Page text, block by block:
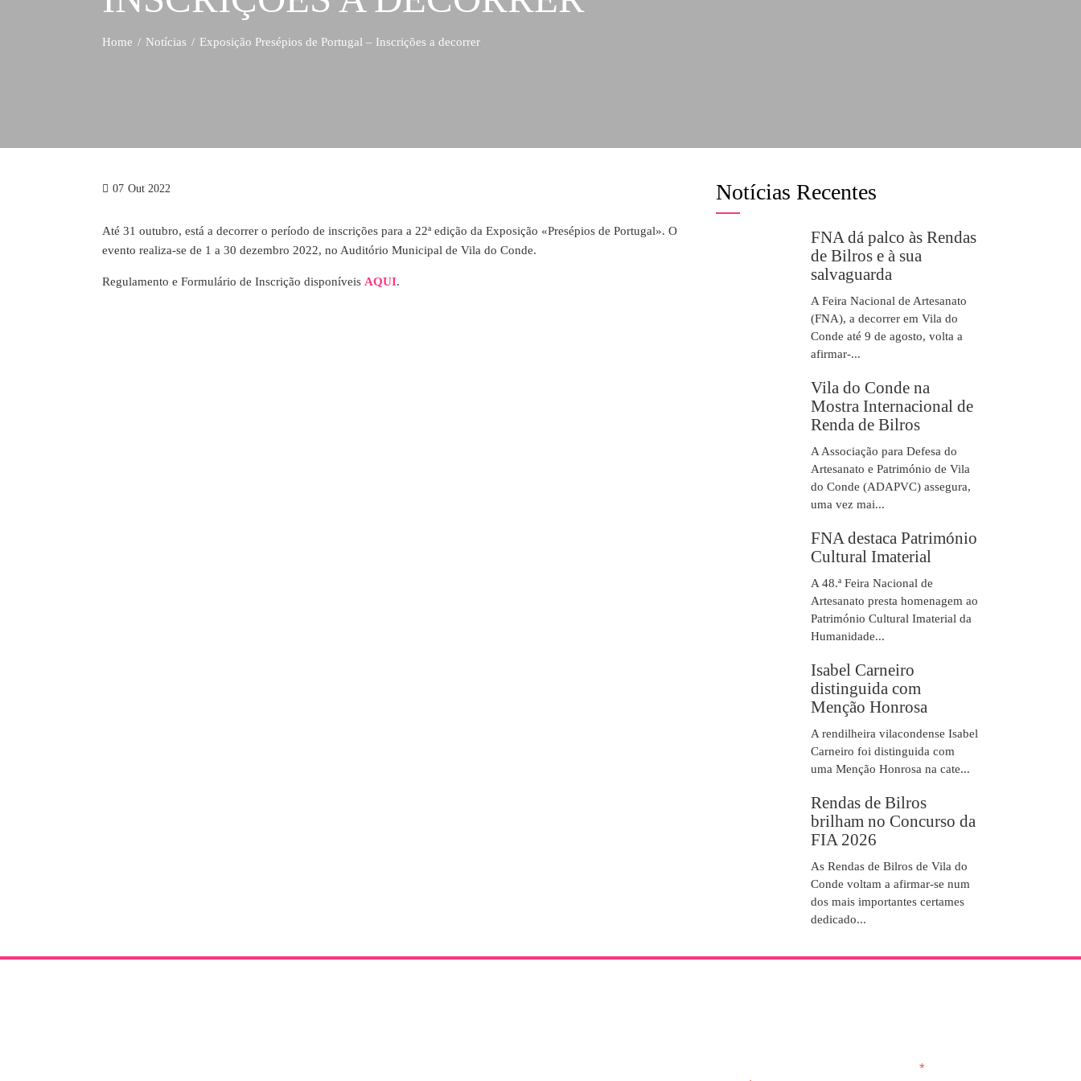
Home Notícias Exposição Presépios de Portugal – Inscrições a decorrer
07 Out 2022
Até 31 outubro, está a decorrer o período de inscrições para a 22ª edição da Exposição «Presépios de Portugal». O
evento realiza-se de 1 a 30 dezembro 2022, no Auditório Municipal de Vila do Conde.
Regulamento e Formulário de Inscrição disponíveis AQUI.
Notícias Recentes
FNA dá palco às Rendas
de Bilros e à sua
salvaguarda
A Feira Nacional de Artesanato
(FNA), a decorrer em Vila do
Conde até 9 de agosto, volta a
afirmar-...
Vila do Conde na
Mostra Internacional de
Renda de Bilros
A Associação para Defesa do
Artesanato e Património de Vila
do Conde (ADAPVC) assegura,
uma vez mai...
FNA destaca Património
Cultural Imaterial
A 48.ª Feira Nacional de
Artesanato presta homenagem ao
Património Cultural Imaterial da
Humanidade...
Isabel Carneiro
distinguida com
Menção Honrosa
A rendilheira vilacondense Isabel
Carneiro foi distinguida com
uma Menção Honrosa na cate...
Rendas de Bilros
brilham no Concurso da
FIA 2026
As Rendas de Bilros de Vila do
Conde voltam a afirmar-se num
dos mais importantes certames
dedicado...
*obrigatório